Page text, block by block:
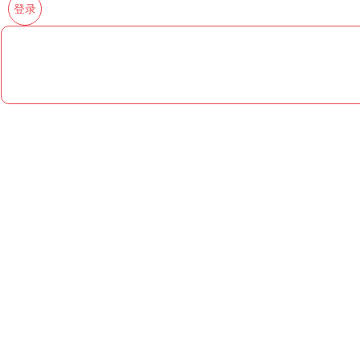
登录